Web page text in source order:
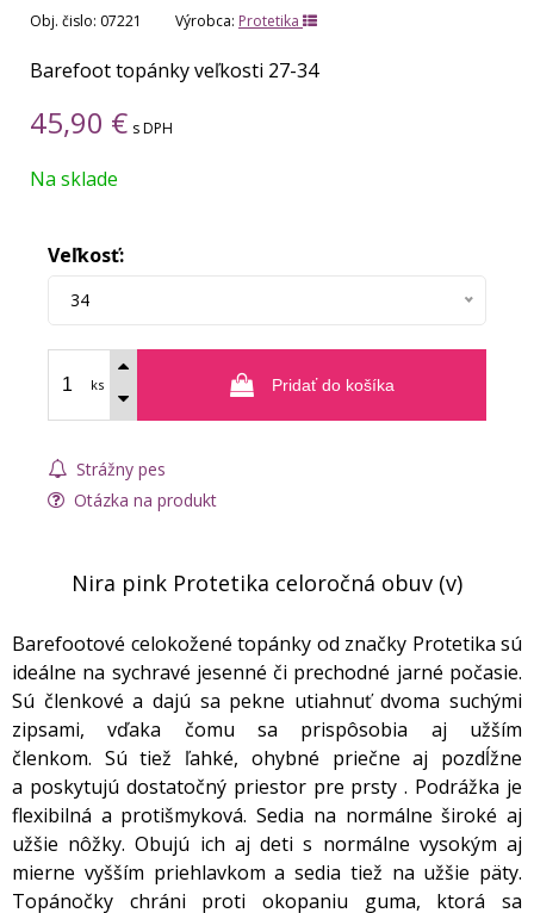
Obj. čislo: 07221 Výrobca: Protetika
Barefoot topánky veľkosti 27-34
45,90 € s DPH
Na sklade
Veľkosť:
34
ks Pridať do košíka
Strážny pes
Otázka na produkt
Nira pink Protetika celoročná obuv (v)
Barefootové celokožené topánky od značky Protetika sú
ideálne na sychravé jesenné či prechodné jarné počasie.
Sú členkové a dajú sa pekne utiahnuť dvoma suchými
zipsami, vďaka čomu sa prispôsobia aj užším
členkom. Sú tiež ľahké, ohybné priečne aj pozdĺžne
a poskytujú dostatočný priestor pre prsty . Podrážka je
flexibilná a protišmyková. Sedia na normálne široké aj
užšie nôžky. Obujú ich aj deti s normálne vysokým aj
mierne vyšším priehlavkom a sedia tiež na užšie päty.
Topánočky chráni proti okopaniu guma, ktorá sa